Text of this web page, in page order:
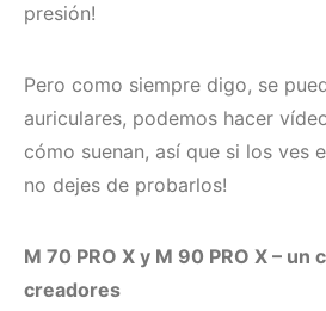
presión!
Pero como siempre digo, se
auriculares, podemos hacer
cómo suenan, así que si los ves
no dejes de probarlos!
M 70 PRO X y M 90 PRO X – un
creadores